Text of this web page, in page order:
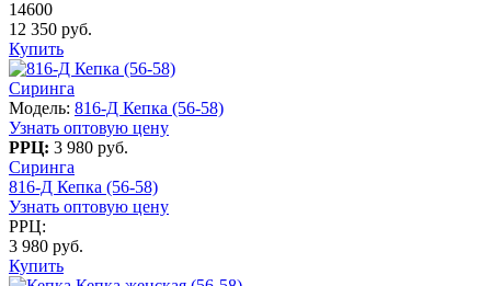
14600
12 350 руб.
Купить
Сиринга
Модель: 816-Д Кепка (56-58)
Узнать оптовую цену
РРЦ: 3 980 руб.
Сиринга
816-Д Кепка (56-58)
Узнать оптовую цену
РРЦ:
3 980 руб.
Купить